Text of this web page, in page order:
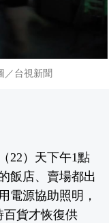
／台視新聞
22）天下午1點
飯店、賣場都出
電源協助照明，
百貨才恢復供